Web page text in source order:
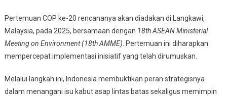
Pertemuan COP ke-20 rencananya akan diadakan di Langkawi,
Malaysia, pada 2025, bersamaan dengan 18th ASEAN Ministerial
Meeting on Environment (18th AMME) . Pertemuan ini diharapkan
mempercepat implementasi inisiatif yang telah dirumuskan.
Melalui langkah ini, Indonesia membuktikan peran strategisnya
dalam menangani isu kabut asap lintas batas sekaligus memimpin